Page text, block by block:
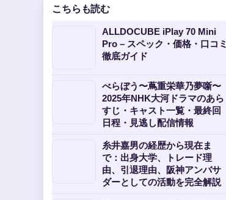
こちらも読む
ALLDOCUBE iPlay 70 Mini
Pro – スペック・価格・口コミ
徹底ガイド
べらぼう〜蔦重栄華乃夢噺〜
2025年NHK大河ドラマのあら
すじ・キャスト一覧・最終回
日程・見逃し配信情報
糸井嘉男の経歴から現在ま
で：出身大学、トレード理
由、引退理由、阪神アンバサ
ダーとしての活動を完全解説